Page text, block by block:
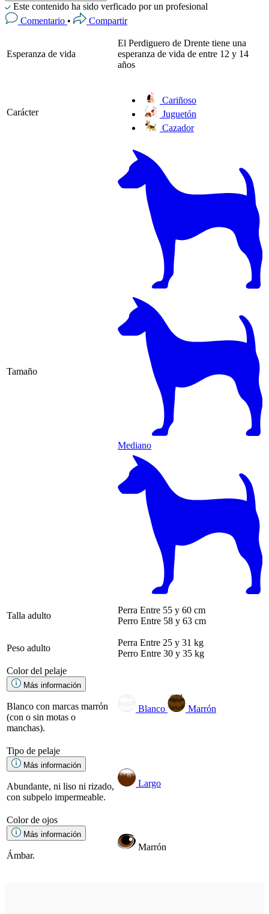
Este contenido ha sido verficado por un profesional
Comentario • Compartir
Esperanza de vida
El Perdiguero de Drente tiene una
esperanza de vida de entre 12 y 14
años
Carácter
Cariñoso
Juguetón
Cazador
Tamaño
Mediano
Talla adulto
Perra Entre 55 y 60 cm
Perro Entre 58 y 63 cm
Peso adulto
Perra Entre 25 y 31 kg
Perro Entre 30 y 35 kg
Color del pelaje
Más información
Blanco con marcas marrón
(con o sin motas o
manchas).
Blanco Marrón
Tipo de pelaje
Más información
Abundante, ni liso ni rizado,
con subpelo impermeable.
Largo
Color de ojos
Más información
Ámbar.
Marrón